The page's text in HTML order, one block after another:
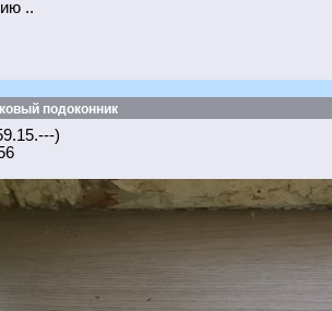
..
подоконник
)